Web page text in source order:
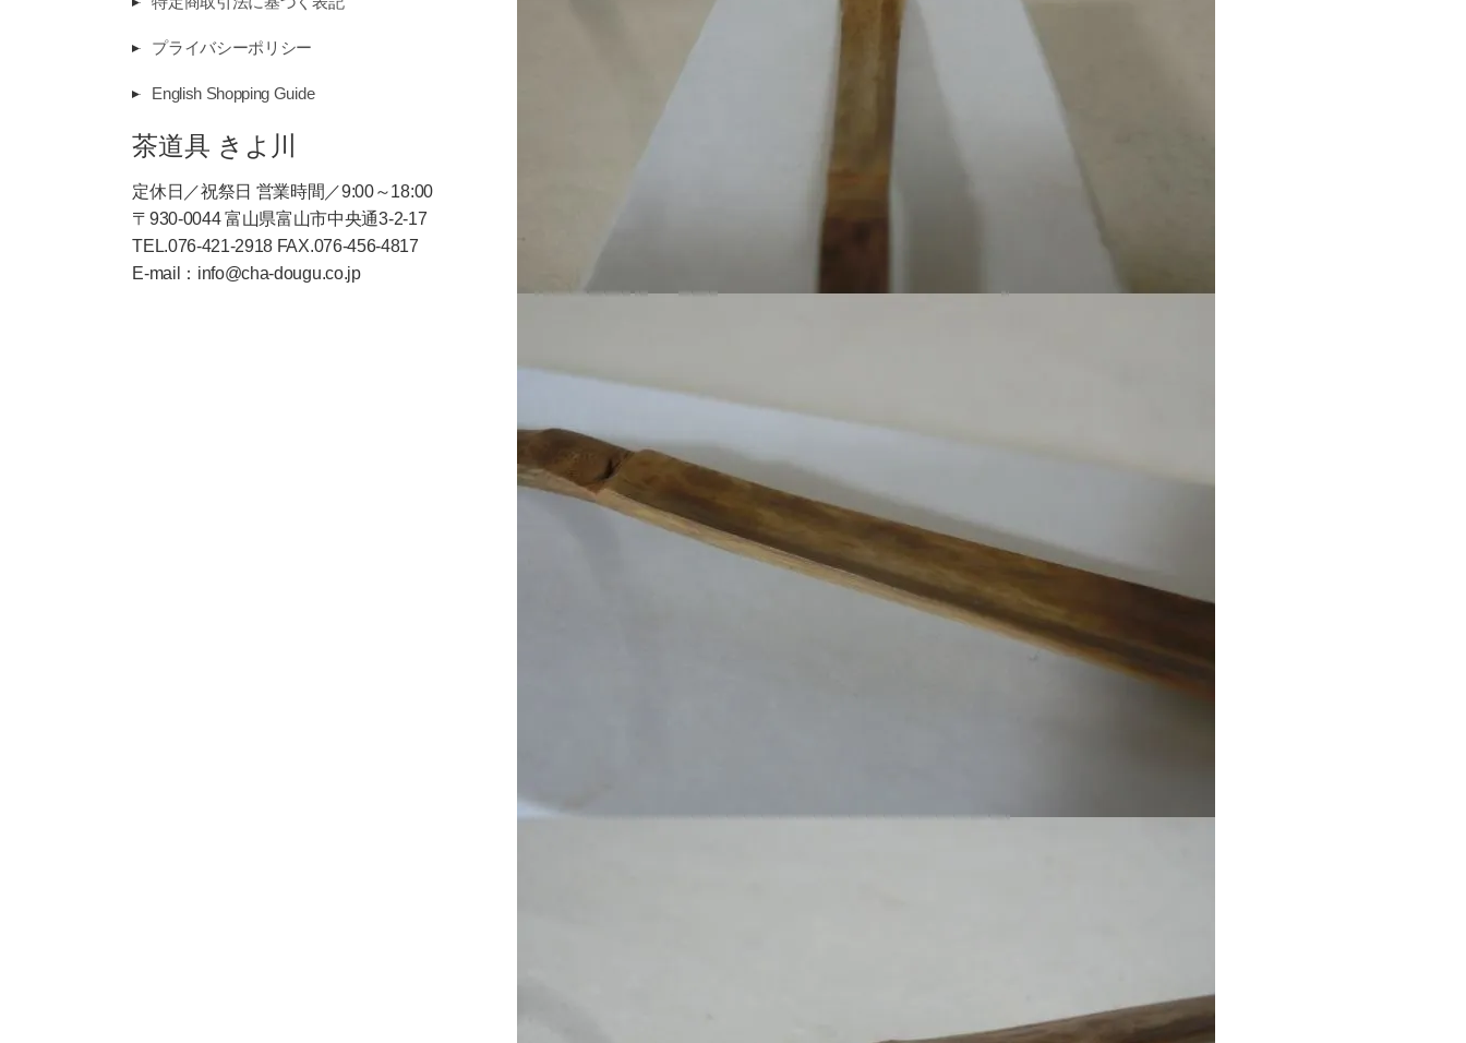
プライバシーポリシー
English Shopping Guide
茶道具 きよ川
定休日／祝祭日 営業時間／9:00～18:00
〒930-0044 富山県富山市中央通3-2-17
TEL.076-421-2918 FAX.076-456-4817
E-mail：info@cha-dougu.co.jp